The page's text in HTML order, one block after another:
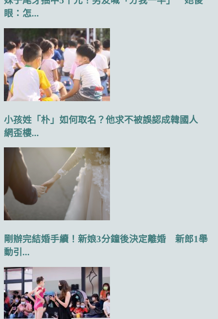
眼：怎...
小孩姓「朴」如何取名？他求不被誤認成韓國人
網歪樓...
剛辦完結婚手續！新娘3分鐘後決定離婚 新郎1舉
動引...